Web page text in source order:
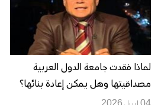
لماذا فقدت جامعة الدول العربية
مصداقيتها وهل يمكن إعادة بنائها؟